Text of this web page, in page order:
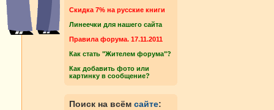
Cкидка 7% на русские книги
Линеечки для нашего сайта
Правила форума. 17.11.2011
Как стать "Жителем форума"?
Как добавить фото или
картинку в сообщение?
Поиск на всём сайте: